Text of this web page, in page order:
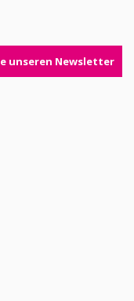
unseren Newsletter